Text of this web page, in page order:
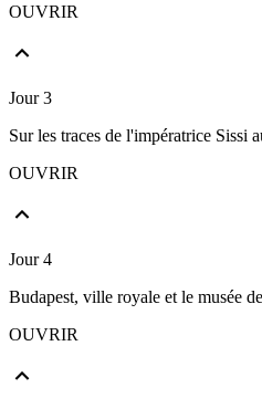
OUVRIR
Jour 3
Sur les traces de l'impératrice Sissi
OUVRIR
Jour 4
Budapest, ville royale et le musée
OUVRIR